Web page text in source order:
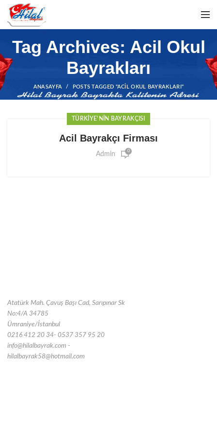
Tag Archives: Acil Okul
Bayrakları
ANASAYFA POSTS TAGGED "ACIL OKUL BAYRAKLARI"
TÜRKIYE'NIN BAYRAKÇISI
Acil Bayrakçı Firması
Admin 0
Atatürk Mah. Çavuş Başı Cad, Sarıpınar Sk
No:4/A 34785
Ümraniye/İstanbul
0216 412 20 34- 0537 357 95 20
info@hilalbayrak.com -
hilalbayrak58@hotmail.com